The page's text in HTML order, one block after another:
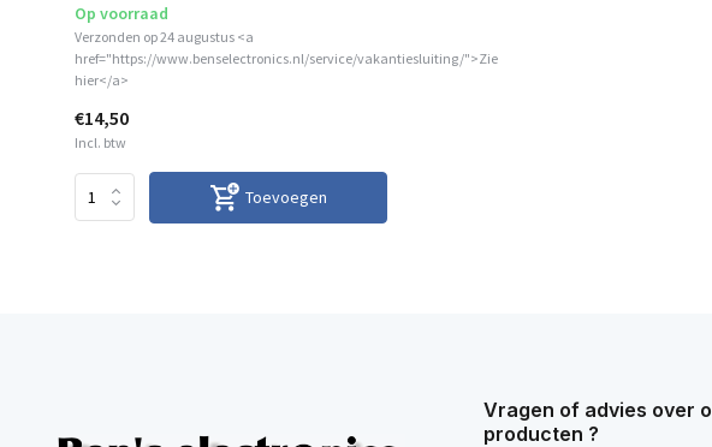
Op voorraad
Verzonden op 24 augustus <a
href="https://www.benselectronics.nl/service/vakantiesluiting/">Zie
hier</a>
€14,50
Incl. btw
Toevoegen
Vragen of advies over
producten ?